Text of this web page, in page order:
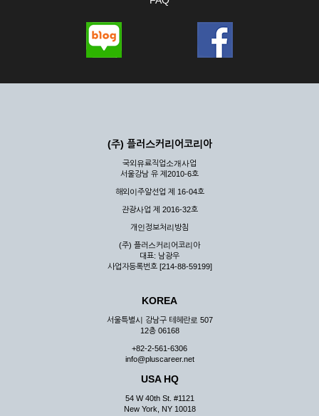
(주) 플러스커리어코리아
국외유료직업소개사업
서울강남 유 제2010-6호
해외이주알선업 제 16-04호
관광사업 제 2016-32호
개인정보처리방침
(주) 플러스커리어코리아
대표: 남광우
사업자등록번호 [214-88-59199]
KOREA
서울특별시 강남구 테헤란로 507
12층 06168
+82-2-561-6306
info@pluscareer.net
USA HQ
54 W 40th St. #1121
New York, NY 10018